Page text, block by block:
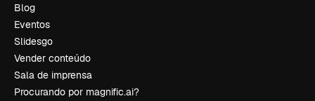
Blog
Eventos
Slidesgo
Vender conteúdo
Sala de imprensa
Procurando por magnific.ai?